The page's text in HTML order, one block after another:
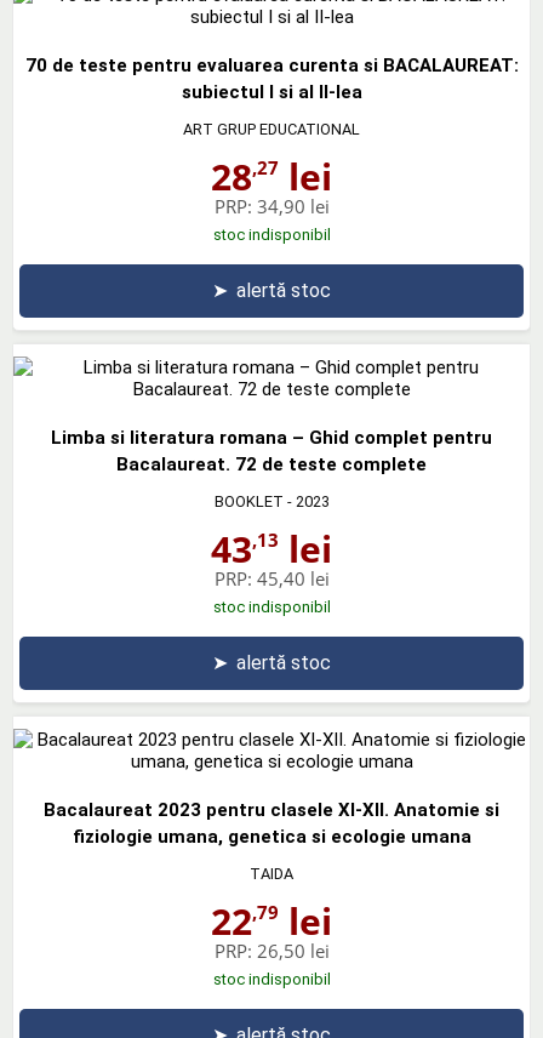
70 de teste pentru evaluarea curenta si BACALAUREAT:
subiectul I si al II-lea
ART GRUP EDUCATIONAL
28,27 lei
PRP: 34,90 lei
stoc indisponibil
➤ alertă stoc
Limba si literatura romana – Ghid complet pentru
Bacalaureat. 72 de teste complete
BOOKLET - 2023
43,13 lei
PRP: 45,40 lei
stoc indisponibil
➤ alertă stoc
Bacalaureat 2023 pentru clasele XI-XII. Anatomie si
fiziologie umana, genetica si ecologie umana
TAIDA
22,79 lei
PRP: 26,50 lei
stoc indisponibil